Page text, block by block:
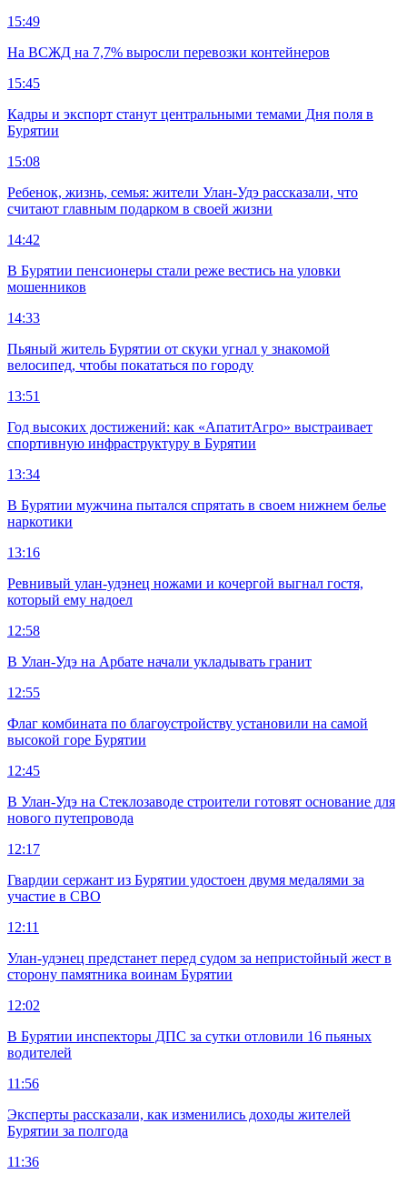
15:49
На ВСЖД на 7,7% выросли перевозки контейнеров
15:45
Кадры и экспорт станут центральными темами Дня поля в
Бурятии
15:08
Ребенок, жизнь, семья: жители Улан-Удэ рассказали, что
считают главным подарком в своей жизни
14:42
В Бурятии пенсионеры стали реже вестись на уловки
мошенников
14:33
Пьяный житель Бурятии от скуки угнал у знакомой
велосипед, чтобы покататься по городу
13:51
Год высоких достижений: как «АпатитАгро» выстраивает
спортивную инфраструктуру в Бурятии
13:34
В Бурятии мужчина пытался спрятать в своем нижнем белье
наркотики
13:16
Ревнивый улан-удэнец ножами и кочергой выгнал гостя,
который ему надоел
12:58
В Улан-Удэ на Арбате начали укладывать гранит
12:55
Флаг комбината по благоустройству установили на самой
высокой горе Бурятии
12:45
В Улан-Удэ на Стеклозаводе строители готовят основание для
нового путепровода
12:17
Гвардии сержант из Бурятии удостоен двумя медалями за
участие в СВО
12:11
Улан-удэнец предстанет перед судом за непристойный жест в
сторону памятника воинам Бурятии
12:02
В Бурятии инспекторы ДПС за сутки отловили 16 пьяных
водителей
11:56
Эксперты рассказали, как изменились доходы жителей
Бурятии за полгода
11:36